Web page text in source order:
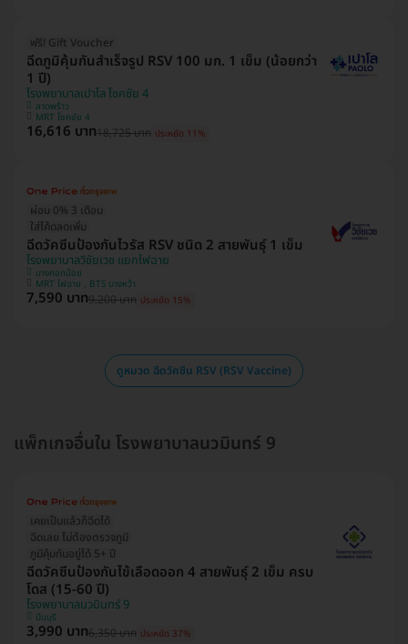
ฟรี! Gift Voucher
ฉีดภูมิคุ้มกันสำเร็จรูป RSV 100 มก. 1 เข็ม (น้อยกว่า
1 ปี)
โรงพยาบาลเปาโล โชคชัย 4
ลาดพร้าว
MRT โชคชัย 4
16,616 บาท18,725 บาท ประหยัด 11%
ผ่อน 0% 3 เดือน
ใส่โค้ดลดเพิ่ม
ฉีดวัคซีนป้องกันไวรัส RSV ชนิด 2 สายพันธ์ุ 1 เข็ม
โรงพยาบาลวิชัยเวช แยกไฟฉาย
บางกอกน้อย
MRT ไฟฉาย , BTS บางหว้า
7,590 บาท9,200 บาท ประหยัด 15%
ดูหมวด ฉีดวัคซีน RSV (RSV Vaccine)
แพ็กเกจอื่นใน โรงพยาบาลนวมินทร์ 9
เคยเป็นแล้วก็ฉีดได้
ฉีดเลย ไม่ต้องตรวจภูมิ
ภูมิคุ้มกันอยู่ได้ 5+ ปี
ฉีดวัคซีนป้องกันไข้เลือดออก 4 สายพันธุ์ 2 เข็ม ครบ
โดส (15-60 ปี)
โรงพยาบาลนวมินทร์ 9
มีนบุรี
3,990 บาท6,350 บาท ประหยัด 37%